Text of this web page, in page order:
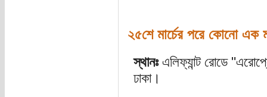
২৫শে মার্চের পরে কোনো
স্থানঃএলিফ্যান্ট রোডে
ঢাকা।